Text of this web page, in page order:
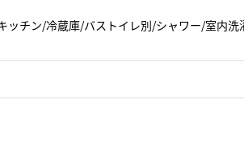
ッチン/冷蔵庫/バストイレ別/シャワー/室内